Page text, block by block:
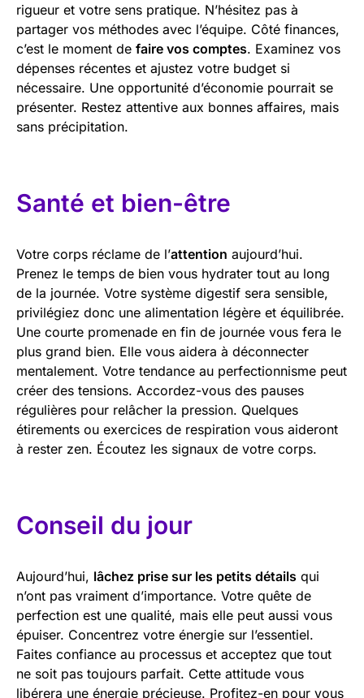
rigueur et votre sens pratique. N’hésitez pas à
partager vos méthodes avec l’équipe. Côté finances,
c’est le moment de faire vos comptes. Examinez vos
dépenses récentes et ajustez votre budget si
nécessaire. Une opportunité d’économie pourrait se
présenter. Restez attentive aux bonnes affaires, mais
sans précipitation.
Santé et bien-être
Votre corps réclame de l’attention aujourd’hui.
Prenez le temps de bien vous hydrater tout au long
de la journée. Votre système digestif sera sensible,
privilégiez donc une alimentation légère et équilibrée.
Une courte promenade en fin de journée vous fera le
plus grand bien. Elle vous aidera à déconnecter
mentalement. Votre tendance au perfectionnisme peut
créer des tensions. Accordez-vous des pauses
régulières pour relâcher la pression. Quelques
étirements ou exercices de respiration vous aideront
à rester zen. Écoutez les signaux de votre corps.
Conseil du jour
Aujourd’hui, lâchez prise sur les petits détails qui
n’ont pas vraiment d’importance. Votre quête de
perfection est une qualité, mais elle peut aussi vous
épuiser. Concentrez votre énergie sur l’essentiel.
Faites confiance au processus et acceptez que tout
ne soit pas toujours parfait. Cette attitude vous
libérera une énergie précieuse. Profitez-en pour vous